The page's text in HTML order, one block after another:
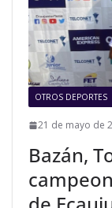
OTROS DEPORTES
21 de mayo de
Bazán,